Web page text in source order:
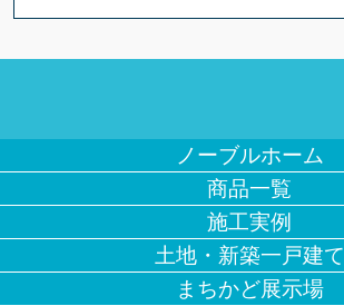
ノーブルホーム
商品一覧
施工実例
土地・新築一戸建て
まちかど展示場